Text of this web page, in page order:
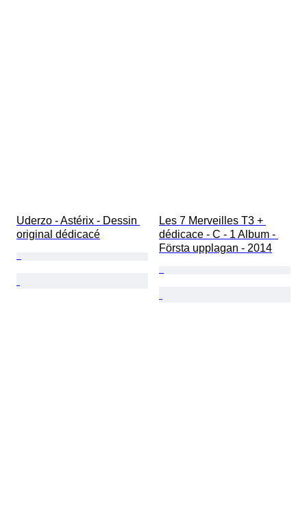
Uderzo - Astérix - Dessin
original dédicacé
Les 7 Merveilles T3 +
dédicace - C - 1 Album -
Första upplagan - 2014